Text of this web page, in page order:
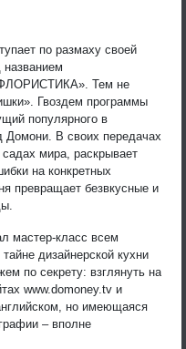
по размаху своей
названием
Тем не
Гвоздем программы
популярного в
Домони. В своих передачах
мира, раскрывает
на конкретных
превращает безвкусные и
мастер-класс всем
дизайнерской кухни
по секрету: взглянуть на
www.domoney.tv и
но имеющаяся
– вполне